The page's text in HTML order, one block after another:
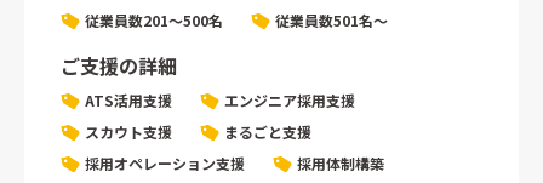
従業員数201〜500名
従業員数501名〜
ご支援の詳細
ATS活用支援
エンジニア採用支援
スカウト支援
まるごと支援
採用オペレーション支援
採用体制構築